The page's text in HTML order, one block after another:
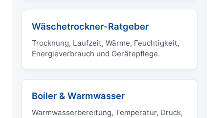
Wäschetrockner-Ratgeber
Trocknung, Laufzeit, Wärme, Feuchtigkeit,
Energieverbrauch und Gerätepflege.
Boiler & Warmwasser
Warmwasserbereitung, Temperatur, Druck,